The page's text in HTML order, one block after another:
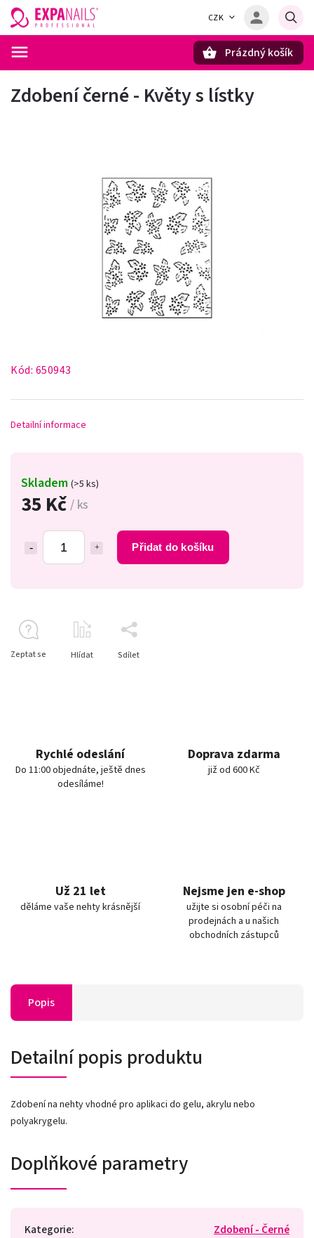
CZK
Prázdný košík
Zdobení černé - Květy s lístky
Kód: 650943
35 Kč/ ks
Přidat do košíku
Skladem (>5 ks)
Detailní informace
Zeptat se Hlídat Sdílet
Rychlé odeslání
Do 11:00 objednáte, ještě dnes
odesíláme!
Doprava zdarma
již od 600 Kč
Už 21 let
děláme vaše nehty krásnější
Nejsme jen e-shop
užijte si osobní péči na
prodejnách a u našich
obchodních zástupců
Popis
Detailní popis produktu
Zdobení na nehty vhodné pro aplikaci do gelu, akrylu nebo
polyakrygelu.
Doplňkové parametry
Kategorie: Zdobení - Černé